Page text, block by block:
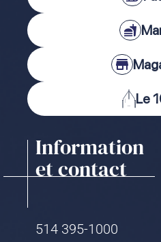
Le
Information
et contact
514 395-1000